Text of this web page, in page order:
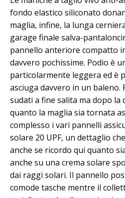
fondo elastico siliconato
maglia, infine, la lunga
garage finale salva-
pannello anteriore compatto
davvero pochissime. Podio è
particolarmente leggera ed è
asciuga davvero in un baleno.
sudati a fine salita ma dopo la
quanto la maglia sia tornata
complesso i vari pannelli
solare 20 UPF, un dettaglio
anche se ricordo qui quanto
anche su una crema solare
dai raggi solari. Il pannello
comode tasche mentre il